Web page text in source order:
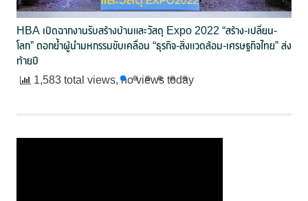
HBA เปิดฉากงานรับสร้างบ้านและวัสดุ Expo 2022 “สร้าง-เปลี่ยน-
โลก” ตอกย้ำผู้นำมหกรรมขับเคลื่อน “ธุรกิจ-สิ่งแวดล้อม-เศรษฐกิจไทย” ส่ง
ท้ายปี
1,583 total views, no views today